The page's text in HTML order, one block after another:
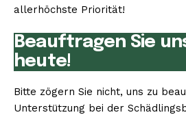
allerhöchste Priorität!
Beauftragen Sie
heute!
Bitte zögern Sie nicht, uns zu
Unterstützung bei der